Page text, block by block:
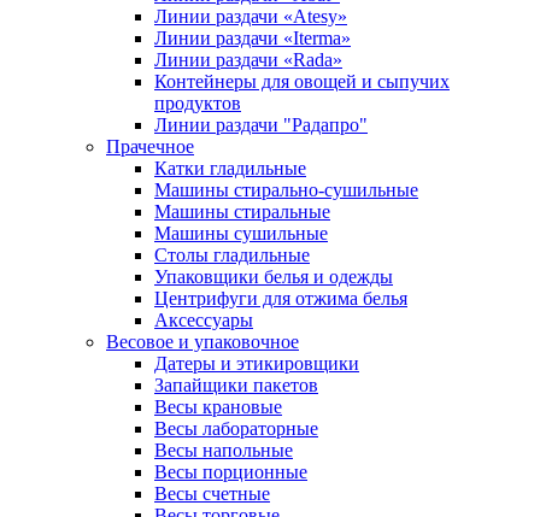
Линии раздачи «Atesy»
Линии раздачи «Iterma»
Линии раздачи «Rada»
Контейнеры для овощей и сыпучих
продуктов
Линии раздачи "Радапро"
Прачечное
Катки гладильные
Машины стирально-сушильные
Машины стиральные
Машины сушильные
Столы гладильные
Упаковщики белья и одежды
Центрифуги для отжима белья
Аксессуары
Весовое и упаковочное
Датеры и этикировщики
Запайщики пакетов
Весы крановые
Весы лабораторные
Весы напольные
Весы порционные
Весы счетные